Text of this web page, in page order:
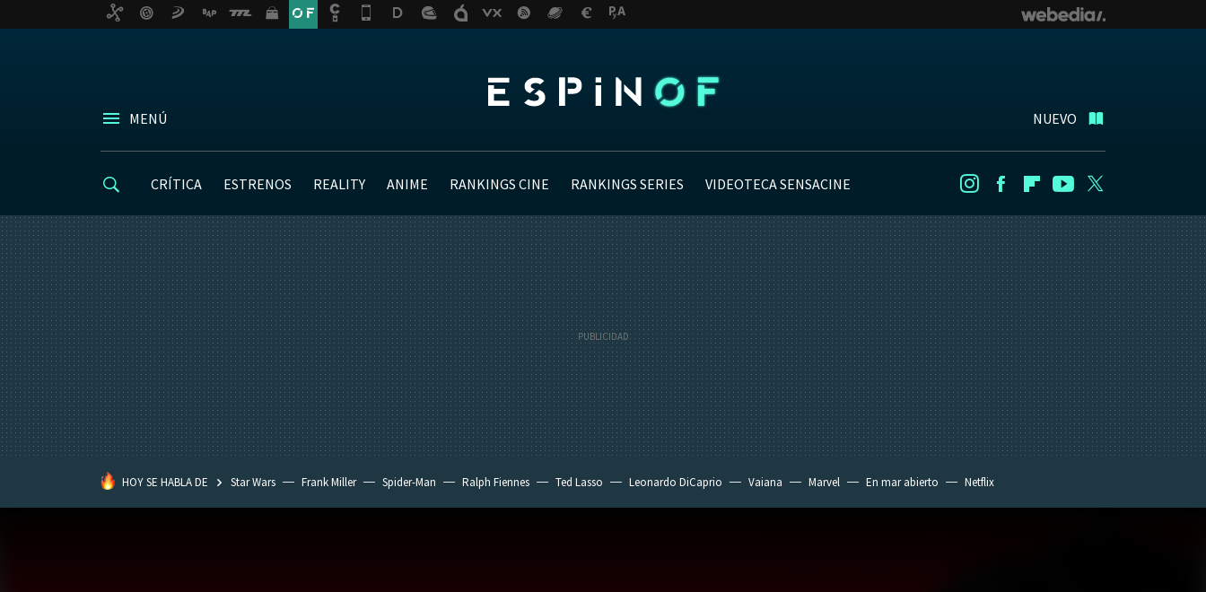
MENÚ NUEVO
CRÍTICA ESTRENOS REALITY ANIME RANKINGS CINE RANKINGS SERIES VIDEOTECA SENSACINE InstagramFacebookFlipboard
Youtube
HOY SE HABLA DE Star Wars Frank Miller Spider-Man Ralph Fiennes Ted Lasso Leonardo DiCaprio Vaiana Marvel En mar abierto Netflix